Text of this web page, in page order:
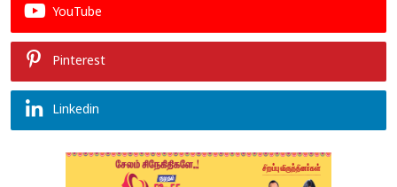
YouTube
Pinterest
Linkedin